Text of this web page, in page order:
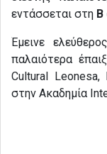
εντάσσεται στη Β
Έμεινε
παλαιότερα
Cultural Leonesa,
στην Ακαδημία